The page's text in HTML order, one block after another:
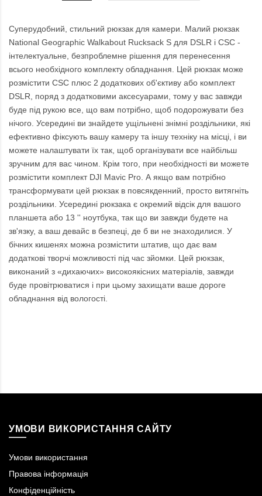
Суперудобний, стильний рюкзак для камери. Малий рюкзак
National Geographic Walkabout Rucksack S для DSLR і CSC -
інтелектуальне, безпроблемне рішення для перенесення
всього необхідного комплекту обладнання. Цей рюкзак може
розмістити CSC плюс 2 додаткових об'єктиву або комплект
DSLR, поряд з додатковими аксесуарами, тому у вас завжди
буде під рукою все, що вам потрібно, щоб подорожувати без
нічого. Усередині ви знайдете ущільнені знімні роздільники, які
ефективно фіксують вашу камеру та іншу техніку на місці, і ви
можете налаштувати їх так, щоб організувати все найбільш
зручним для вас чином. Крім того, при необхідності ви можете
розмістити комплект DJI Mavic Pro. А якщо вам потрібно
трансформувати цей рюкзак в повсякденний, просто витягніть
роздільники. Усередині рюкзака є окремий відсік для вашого
планшета або 13 '' ноутбука, так що ви завжди будете на
зв'язку, а ваш девайс в безпеці, де б ви не знаходилися. У
бічних кишенях можна розмістити штатив, що дає вам
додаткові творчі можливості під час зйомки. Цей рюкзак,
виконаний з «дихаючих» високоякісних матеріалів, завжди
буде провітрюватися і при цьому захищати ваше дороге
обладнання від вологості.
УМОВИ ВИКОРИСТАННЯ САЙТУ
Умови використання
Правова інформація
Конфіденційність